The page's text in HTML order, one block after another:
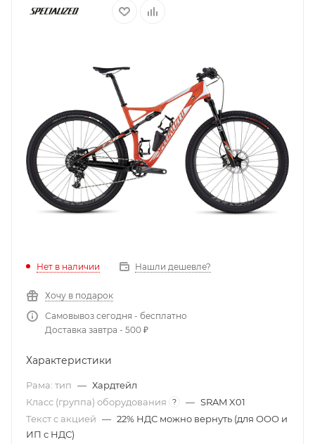
Нет в наличии Нашли дешевле?
Хочу в подарок
Самовывоз сегодня - бесплатно
Доставка завтра - 500 ₽
Характеристики
Рама: тип — Хардтейл
Класс (группа) оборудования
? — SRAM X01
Текст с акцией — 22% НДС можно вернуть (для ООО и
ИП с НДС)